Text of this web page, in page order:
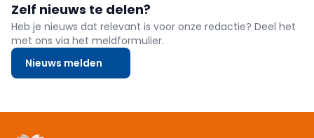
focust op groene snellaadoplossingen en bestemmingsladen op
retail- en vrijetijdslocaties.
Zelf nieuws te delen?
Heb je nieuws dat relevant is voor onze redactie? Deel het
met ons via het meldformulier.
Nieuws melden